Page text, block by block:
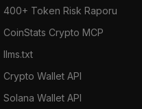
400+ Token Risk Raporu
CoinStats Crypto MCP
llms.txt
Crypto Wallet API
Solana Wallet API